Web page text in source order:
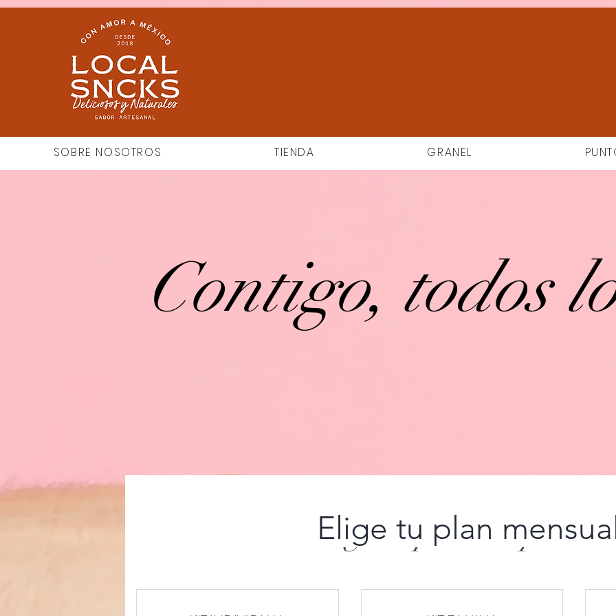
SOBRE NOSOTROS TIENDA GRANEL
Contigo, todos
Elige tu plan de
Elige tu plan